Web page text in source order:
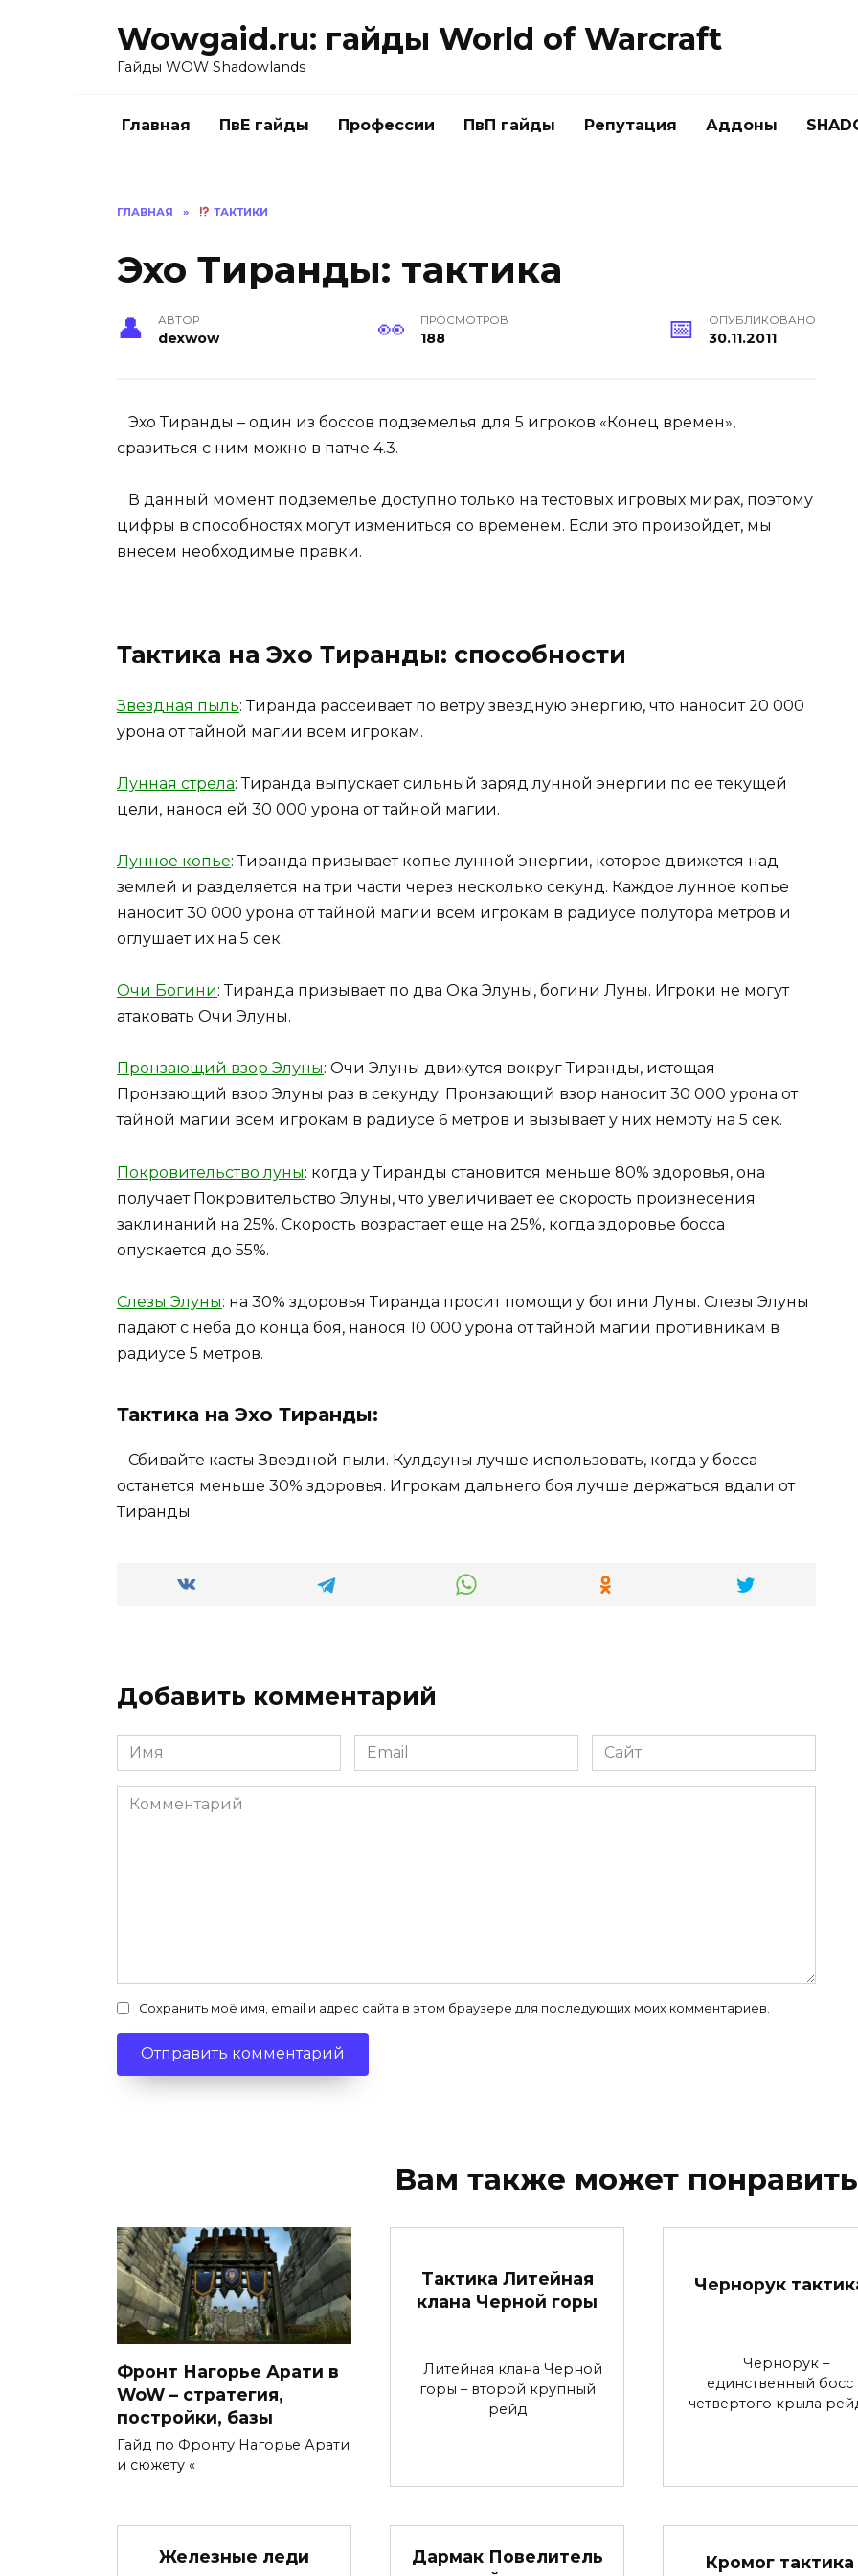
Wowgaid.ru: гайды World of Warcraft
Гайды WOW Shadowlands
Главная ПвЕ гайды Профессии ПвП гайды Репутация Аддоны
ГЛАВНАЯ » ТАКТИКИ
Эхо Тиранды: тактика
АВТОР
dexwow
ПРОСМОТРОВ
188
ОПУБЛИКОВАНО
30.11.2011
Эхо Тиранды – один из боссов подземелья для 5 игроков «Конец времен»,
сразиться с ним можно в патче 4.3.
В данный момент подземелье доступно только на тестовых игровых мирах, поэтому
цифры в способностях могут измениться со временем. Если это произойдет, мы
внесем необходимые правки.
Тактика на Эхо Тиранды: способности
Звездная пыль: Тиранда рассеивает по ветру звездную энергию, что наносит 20 000
урона от тайной магии всем игрокам.
Лунная стрела: Тиранда выпускает сильный заряд лунной энергии по ее текущей
цели, нанося ей 30 000 урона от тайной магии.
Лунное копье: Тиранда призывает копье лунной энергии, которое движется над
землей и разделяется на три части через несколько секунд. Каждое лунное копье
наносит 30 000 урона от тайной магии всем игрокам в радиусе полутора метров и
оглушает их на 5 сек.
Очи Богини: Тиранда призывает по два Ока Элуны, богини Луны. Игроки не могут
атаковать Очи Элуны.
Пронзающий взор Элуны: Очи Элуны движутся вокруг Тиранды, истощая
Пронзающий взор Элуны раз в секунду. Пронзающий взор наносит 30 000 урона от
тайной магии всем игрокам в радиусе 6 метров и вызывает у них немоту на 5 сек.
Покровительство луны: когда у Тиранды становится меньше 80% здоровья, она
получает Покровительство Элуны, что увеличивает ее скорость произнесения
заклинаний на 25%. Скорость возрастает еще на 25%, когда здоровье босса
опускается до 55%.
Слезы Элуны: на 30% здоровья Тиранда просит помощи у богини Луны. Слезы Элуны
падают с неба до конца боя, нанося 10 000 урона от тайной магии противникам в
радиусе 5 метров.
Тактика на Эхо Тиранды:
Сбивайте касты Звездной пыли. Кулдауны лучше использовать, когда у босса
останется меньше 30% здоровья. Игрокам дальнего боя лучше держаться вдали от
Тиранды.
Добавить комментарий
Имя
*
Email
*
Сайт
Комментарий
Сохранить моё имя, email и адрес сайта в этом браузере для последующих моих комментариев.
Вам также может
Фронт Нагорье Арати в
WoW – стратегия,
постройки, базы
Гайд по Фронту Нагорье Арати
и сюжету «
Тактика Литейная
клана Черной горы
Литейная клана Черной
горы – второй крупный
рейд
Чернорук
Чернорук –
единственный босс
четвертого крыла
Железные леди
Дармак Повелитель
Кромог тактика